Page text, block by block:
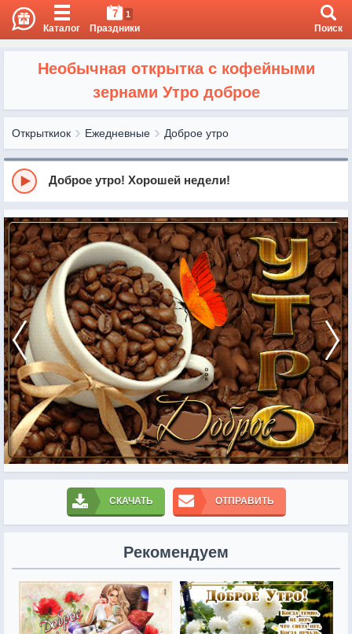
Каталог
7 1
Праздники Поиск
Необычная открытка с кофейными
зернами Утро доброе
Открыткиок Ежедневные Доброе утро
Доброе утро! Хорошей недели!
СКАЧАТЬ ОТПРАВИТЬ
Рекомендуем